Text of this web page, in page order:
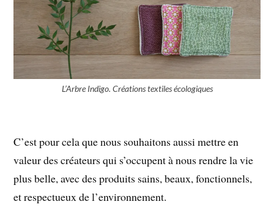
L’Arbre Indigo. Créations textiles écologiques
C’est pour cela que nous souhaitons aussi mettre en
valeur des créateurs qui s’occupent à nous rendre la vie
plus belle, avec des produits sains, beaux, fonctionnels,
et respectueux de l’environnement.